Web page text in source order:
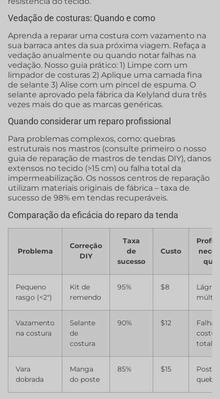
Vedação de costuras: Quando e como
Aprenda a reparar uma costura com vazamento na
sua barraca antes da sua próxima viagem. Refaça a
vedação anualmente ou quando notar falhas na
vedação. Nosso guia prático: 1) Limpe com um
limpador de costuras 2) Aplique uma camada fina
de selante 3) Alise com um pincel de espuma. O
selante aprovado pela fábrica da Kelyland dura três
vezes mais do que as marcas genéricas.
Quando considerar um reparo profissional
Para problemas complexos, como: quebras
estruturais nos mastros (consulte primeiro o nosso
guia de reparação de mastros de tendas DIY), danos
extensos no tecido (>15 cm) ou falha total da
impermeabilização. Os nossos centros de reparação
utilizam materiais originais de fábrica – taxa de
sucesso de 98% em tendas recuperáveis.
Comparação da eficácia do reparo da tenda
Problema
Correção
DIY
Taxa
de
sucesso
Custo
Pequeno
rasgo (<2″)
Kit de
remendo
95% $8
Vazamento
na costura
Selante
de
costura
90% $12
Falha
total
Vara
dobrada
Manga
do poste
85% $15
Poste